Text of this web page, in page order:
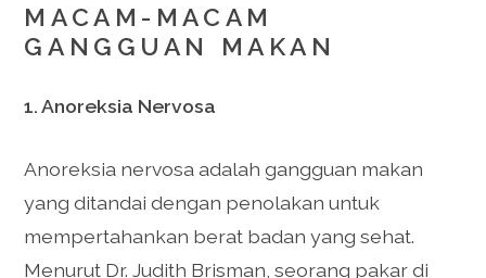
MACAM-MACAM
GANGGUAN MAKAN
1. Anoreksia Nervosa
Anoreksia nervosa adalah gangguan makan
yang ditandai dengan penolakan untuk
mempertahankan berat badan yang sehat.
Menurut Dr. Judith Brisman, seorang pakar di